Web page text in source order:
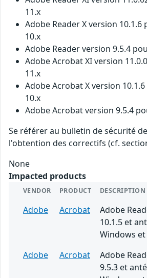
11.x
Adobe Reader X version
10.x
Adobe Reader version 9.5.4
Adobe Acrobat XI version
11.x
Adobe Acrobat X version
10.x
Adobe Acrobat version 9.5.4
Se référer au bulletin de sécurité
l'obtention des correctifs (cf.
None
Impacted products
VENDOR PRODUCT DESCRIPTION
Adobe Acrobat
Adobe
10.1.5 et
Windows
Adobe
Acrobat
Adobe
9.5.3 et